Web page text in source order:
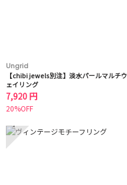
Ungrid
【chibi jewels別注】淡水パールマルチウ
ェイリング
7,920 円
20%OFF
7